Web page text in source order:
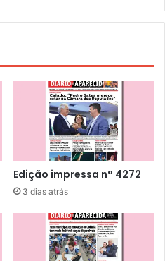
Edição impressa n° 4272
3 dias atrás